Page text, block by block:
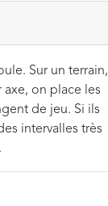
Sur un terrain,
on place les
de jeu. Si ils
intervalles très